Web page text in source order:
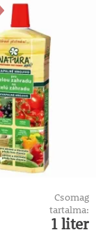
Csomag
tartalma:
1 liter